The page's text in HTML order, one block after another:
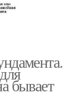
бывает